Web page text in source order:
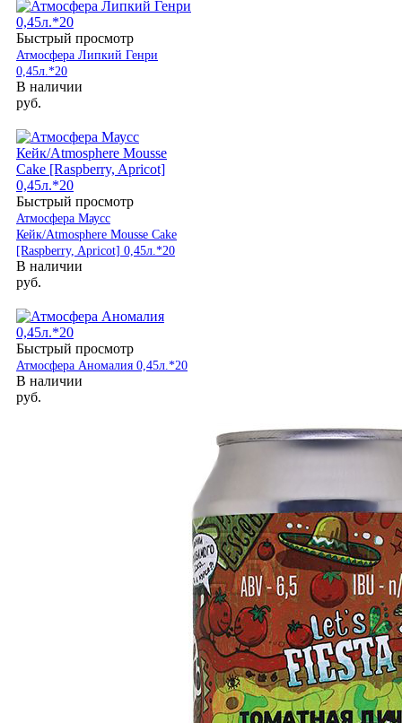
Быстрый просмотр
Атмосфера Липкий Генри
0,45л.*20
В наличии
руб.
Быстрый просмотр
Атмосфера Маусс
Кейк/Atmosphere Mousse Cake
[Raspberry, Apricot] 0,45л.*20
В наличии
руб.
Быстрый просмотр
Атмосфера Аномалия 0,45л.*20
В наличии
руб.